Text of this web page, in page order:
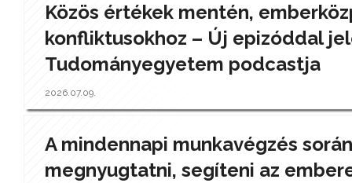
Közös értékek mentén,
konfliktusokhoz – Új epizóddal
Tudományegyetem podcastja
2026.07.09.
A mindennapi munkavégzés
megnyugtatni, segíteni az